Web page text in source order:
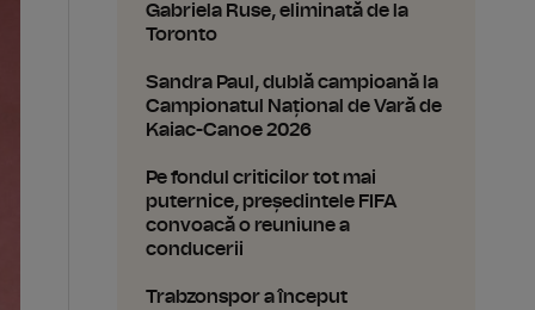
Gabriela Ruse, eliminată de la
Toronto
Sandra Paul, dublă campioană la
Campionatul Național de Vară de
Kaiac-Canoe 2026
Pe fondul criticilor tot mai
puternice, președintele FIFA
convoacă o reuniune a
conducerii
Trabzonspor a început